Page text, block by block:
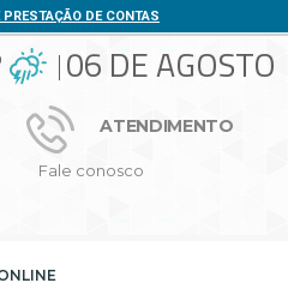
DE CONTAS
06 DE AGOSTO
ATENDIMENTO
Fale conosco